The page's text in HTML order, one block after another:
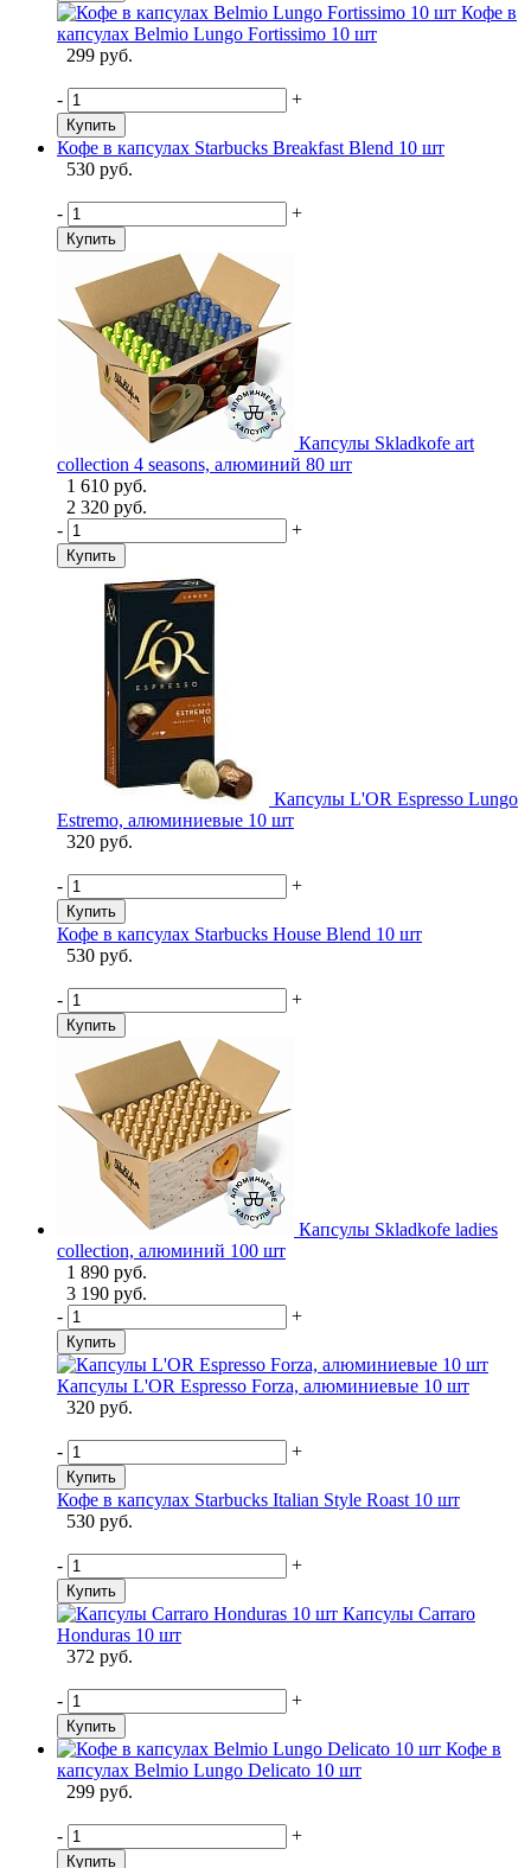
Кофе в
капсулах Belmio Lungo Fortissimo 10 шт
299 руб.
- +
Купить
Кофе в капсулах Starbucks Breakfast Blend 10 шт
530 руб.
- +
Купить
Капсулы Skladkofe art
collection 4 seasons, алюминий 80 шт
1 610 руб.
2 320 руб.
-
+
Купить
Капсулы L'OR Espresso Lungo
Estremo, алюминиевые 10 шт
320 руб.
- +
Купить
Кофе в капсулах Starbucks House Blend 10 шт
530 руб.
- +
Купить
Капсулы Skladkofe ladies
collection, алюминий 100 шт
1 890 руб.
3 190 руб.
-
+
Купить
Капсулы L'OR Espresso Forza, алюминиевые 10 шт
320 руб.
- +
Купить
Кофе в капсулах Starbucks Italian Style Roast 10 шт
530 руб.
- +
Купить
Капсулы Carraro
Honduras 10 шт
372 руб.
- +
Купить
Кофе в
капсулах Belmio Lungo Delicato 10 шт
299 руб.
- +
Купить